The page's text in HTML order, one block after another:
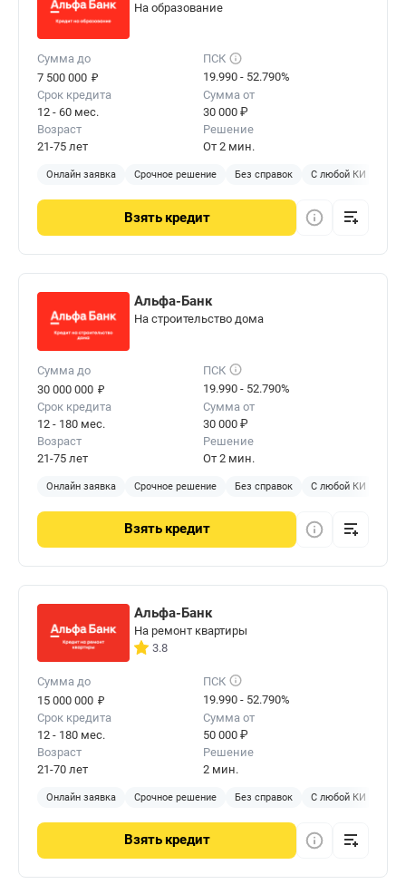
На образование
Сумма до
7 500 000 ₽
ПСК
19.990 - 52.790%
Срок кредита
12 - 60 мес.
Сумма от
30 000 ₽
Возраст
21-75 лет
Решение
От 2 мин.
Онлайн заявка Срочное решение Без справок С любой КИ
Взять кредит
Альфа-Банк
На строительство дома
Сумма до
30 000 000 ₽
ПСК
19.990 - 52.790%
Срок кредита
12 - 180 мес.
Сумма от
30 000 ₽
Возраст
21-75 лет
Решение
От 2 мин.
Онлайн заявка Срочное решение Без справок С любой КИ
Взять кредит
Альфа-Банк
На ремонт квартиры
3.8
Сумма до
15 000 000 ₽
ПСК
19.990 - 52.790%
Срок кредита
12 - 180 мес.
Сумма от
50 000 ₽
Возраст
21-70 лет
Решение
2 мин.
Онлайн заявка Срочное решение Без справок С любой КИ
Взять кредит